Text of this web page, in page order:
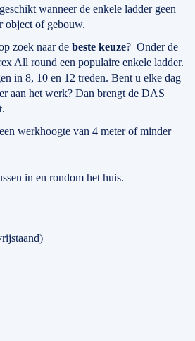
wanneer de enkele ladder geen
object of gebouw.
zoek naar de beste keuze? Onder de
All round een populaire enkele ladder.
in 8, 10 en 12 treden. Bent u elke dag
aan het werk? Dan brengt de DAS
werkhoogte van 4 meter of minder
in en rondom het huis.